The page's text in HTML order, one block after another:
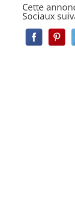
Cette
Sociaux